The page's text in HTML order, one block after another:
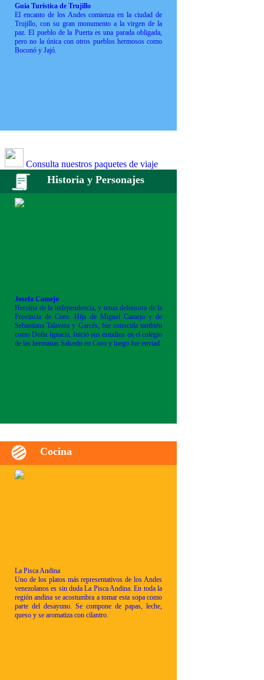
Guía Turística de Trujillo
El encanto de los Andes comienza en la ciudad de
Trujillo, con su gran monumento a la virgen de la
paz. El pueblo de la Puerta es una parada obligada,
pero no la única con otros pueblos hermosos como
Boconó y Jajó.
Consulta nuestros paquetes de viaje
Historia y Personajes
Josefa Camejo
Heroína de la independencia, y tenaz defensora de la
Provincia de Coro. Hija de Miguel Camejo y de
Sebastiana Talavera y Garcés, fue conocida también
como Doña Ignacia. Inició sus estudios en el colegio
de las hermanas Salcedo en Coro y luego fue enviad
Cocina
La Pisca Andina
Uno de los platos más representativos de los Andes
venezolanos es sin duda La Pisca Andina. En toda la
región andina se acostumbra a tomar esta sopa como
parte del desayuno. Se compone de papas, leche,
queso y se aromatiza con cilantro.